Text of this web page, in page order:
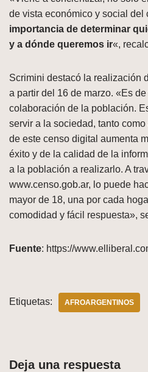
de vista económico y social del
importancia de determinar
y a dónde queremos ir«,
Scrimini destacó la realización
a partir del 16 de marzo. «Es
colaboración de la población.
servir a la sociedad, tanto
de este censo digital aumenta
éxito y de la calidad de la
a la población a realizarlo. A
www.censo.gob.ar, lo puede
mayor de 18, una por cada
comodidad y fácil respuesta»,
Fuente: https://
Etiquetas: AFROARGENTINOS
Deja una respuesta